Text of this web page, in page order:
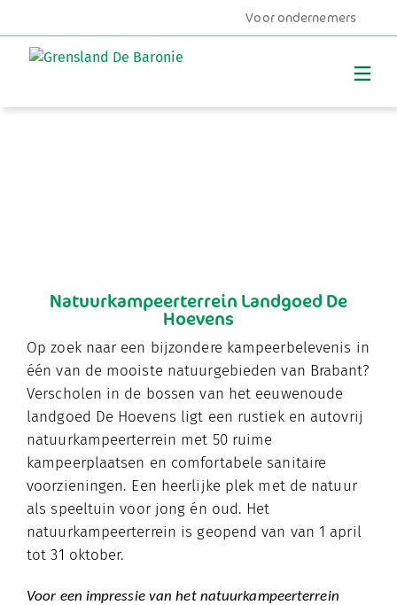
Voor ondernemers
Natuurkampeerterrein Landgoed De
Hoevens
Op zoek naar een bijzondere kampeerbelevenis in
één van de mooiste natuurgebieden van Brabant?
Verscholen in de bossen van het eeuwenoude
landgoed De Hoevens ligt een rustiek en autovrij
natuurkampeerterrein met 50 ruime
kampeerplaatsen en comfortabele sanitaire
voorzieningen. Een heerlijke plek met de natuur
als speeltuin voor jong én oud. Het
natuurkampeerterrein is geopend van van 1 april
tot 31 oktober.
Voor een impressie van het natuurkampeerterrein